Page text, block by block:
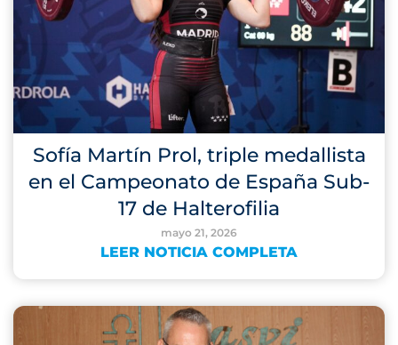
Sofía Martín Prol, triple medallista
en el Campeonato de España Sub-
17 de Halterofilia
mayo 21, 2026
LEER NOTICIA COMPLETA